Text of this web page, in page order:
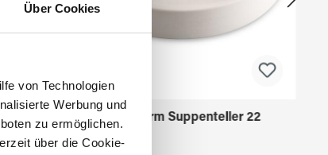
Über Cookies
von Technologien
Werbung und
zu ermöglichen.
über die Cookie-
Fusingform Suppenteller 22